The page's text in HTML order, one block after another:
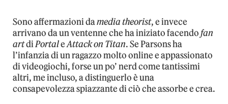
Sono affermazioni damedia theorist, e invece
arrivano da un ventenne che ha iniziato facendofan
artdiPortaleAttack on Titan. Se Parsons ha
l’infanzia di un ragazzo molto online e appassionato
di videogiochi, forse un po’ nerd come tantissimi
altri, me incluso, a distinguerlo è una
consapevolezza spiazzante di ciò che assorbe e crea.